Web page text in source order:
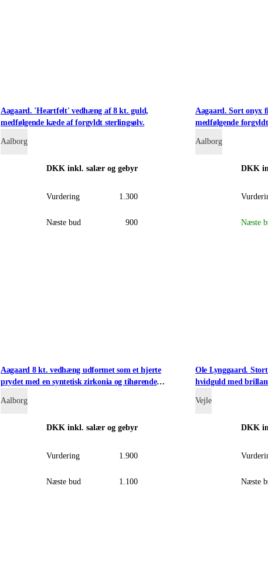
Aagaard. 'Heartfelt' vedhæng af 8 kt. guld,
medfølgende kæde af forgyldt sterlingsølv.
Aalborg
DKK inkl. salær og gebyr
Vurdering 1.300
Næste bud 900
Aagaard. Sort onyx
medfølgende
Aalborg
DKK
Næste
Aagaard 8 kt. vedhæng udformet som et hjerte
prydet med en syntetisk zirkonia og tihørende
Aalborg
DKK inkl. salær og gebyr
Vurdering 1.900
Næste bud 1.100
Ole Lynggaard.
hvidguld med
Vejle
DKK
Næste